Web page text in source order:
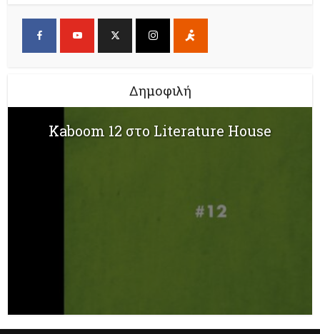
Δημοφιλή
Kaboom 12 στο Literature House